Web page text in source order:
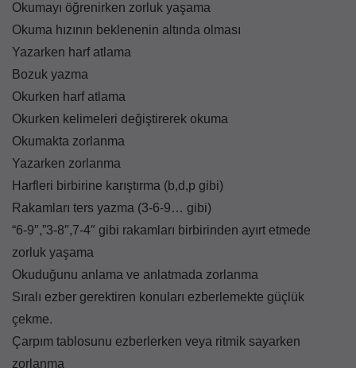
Okumayı öğrenirken zorluk yaşama
Okuma hızının beklenenin altında olması
Yazarken harf atlama
Bozuk yazma
Okurken harf atlama
Okurken kelimeleri değiştirerek okuma
Okumakta zorlanma
Yazarken zorlanma
Harfleri birbirine karıştırma (b,d,p gibi)
Rakamları ters yazma (3-6-9… gibi)
“6-9″,”3-8″,7-4″ gibi rakamları birbirinden ayırt etmede
zorluk yaşama
Okuduğunu anlama ve anlatmada zorlanma
Sıralı ezber gerektiren konuları ezberlemekte güçlük
çekme.
Çarpım tablosunu ezberlerken veya ritmik sayarken
zorlanma